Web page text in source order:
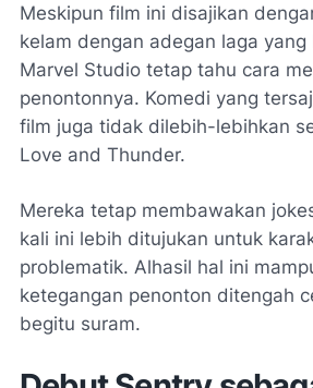
Meskipun film ini disajikan
kelam dengan adegan laga
Marvel Studio tetap tahu cara
penontonnya. Komedi yang
film juga tidak dilebih-lebihkan
Love and Thunder.
Mereka tetap membawakan
kali ini lebih ditujukan untuk
problematik. Alhasil hal ini
ketegangan penonton ditengah
begitu suram.